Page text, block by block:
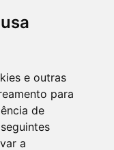
e outras
para
de
a
dispositivo